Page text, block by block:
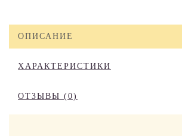
ОПИСАНИЕ
ХАРАКТЕРИСТИКИ
ОТЗЫВЫ (0)